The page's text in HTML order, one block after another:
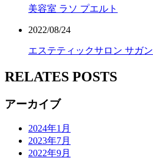
美容室 ラソ プエルト
2022/08/24
エステティックサロン サガン
RELATES POSTS
アーカイブ
2024年1月
2023年7月
2022年9月